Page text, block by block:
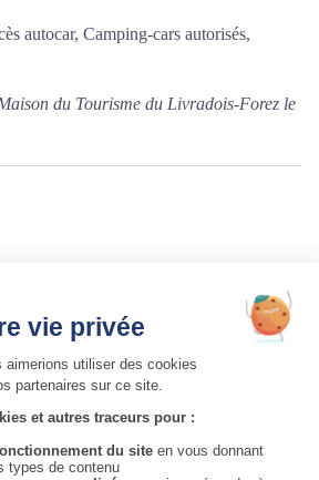
autocar, Camping-cars autorisés,
du Tourisme du Livradois-Forez le